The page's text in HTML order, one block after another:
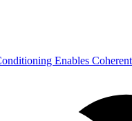
Enables